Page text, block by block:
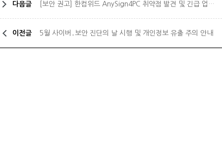
다음글 [보안 권고] 한컴위드 AnySign4PC 취약점 발견 및 긴급 업데이트 안내
이전글 5월 사이버․보안 진단의 날 시행 및 개인정보 유출 주의 안내